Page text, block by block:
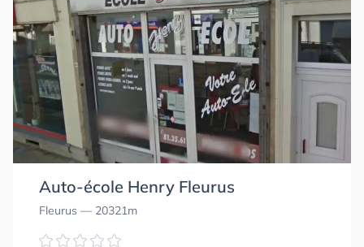
Auto-école Henry Fleurus
Fleurus — 20321m